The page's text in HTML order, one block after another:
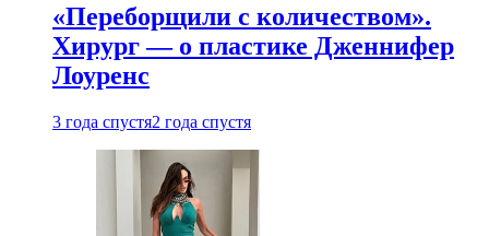
«Переборщили с количеством».
Хирург — о пластике Дженнифер
Лоуренс
3 года спустя2 года спустя